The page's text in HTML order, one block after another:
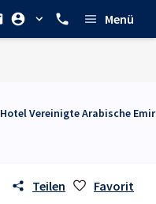
Menü
Hotel Vereinigte Arabische
Teilen Favorit